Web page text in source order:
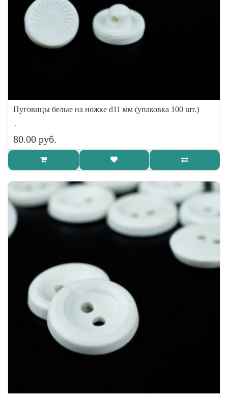
Пуговицы белые на ножке d11 мм (упаковка 100 шт.)
..
80.00 руб.